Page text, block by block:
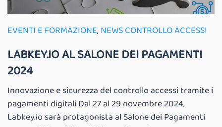
EVENTI E FORMAZIONE,NEWS CONTROLLO ACCESSI
LABKEY.IO AL SALONE DEI PAGAMENTI
2024
Innovazione e sicurezza del controllo accessi tramite i
pagamenti digitali Dal 27 al 29 novembre 2024,
Labkey.io sarà protagonista al Salone dei Pagamenti